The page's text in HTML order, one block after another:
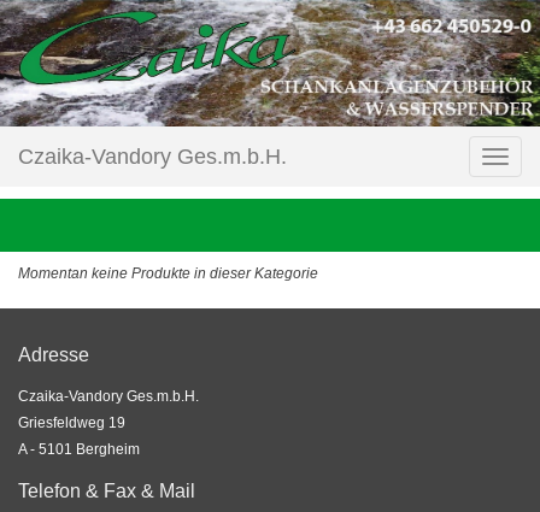
Czaika-Vandory Ges.m.b.H.
Momentan keine Produkte in dieser Kategorie
Adresse
Czaika-Vandory Ges.m.b.H.
Griesfeldweg 19
A - 5101 Bergheim
Telefon & Fax & Mail